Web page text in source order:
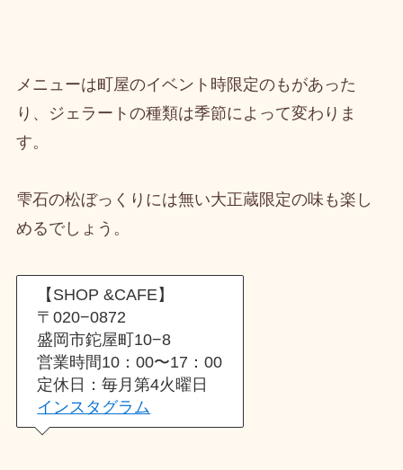
メニューは町屋のイベント時限定のもがあった
り、ジェラートの種類は季節によって変わりま
す。
雫石の松ぼっくりには無い大正蔵限定の味も楽し
めるでしょう。
【SHOP &CAFE】
〒020−0872
盛岡市鉈屋町10−8
営業時間10：00〜17：00
定休日：毎月第4火曜日
インスタグラム